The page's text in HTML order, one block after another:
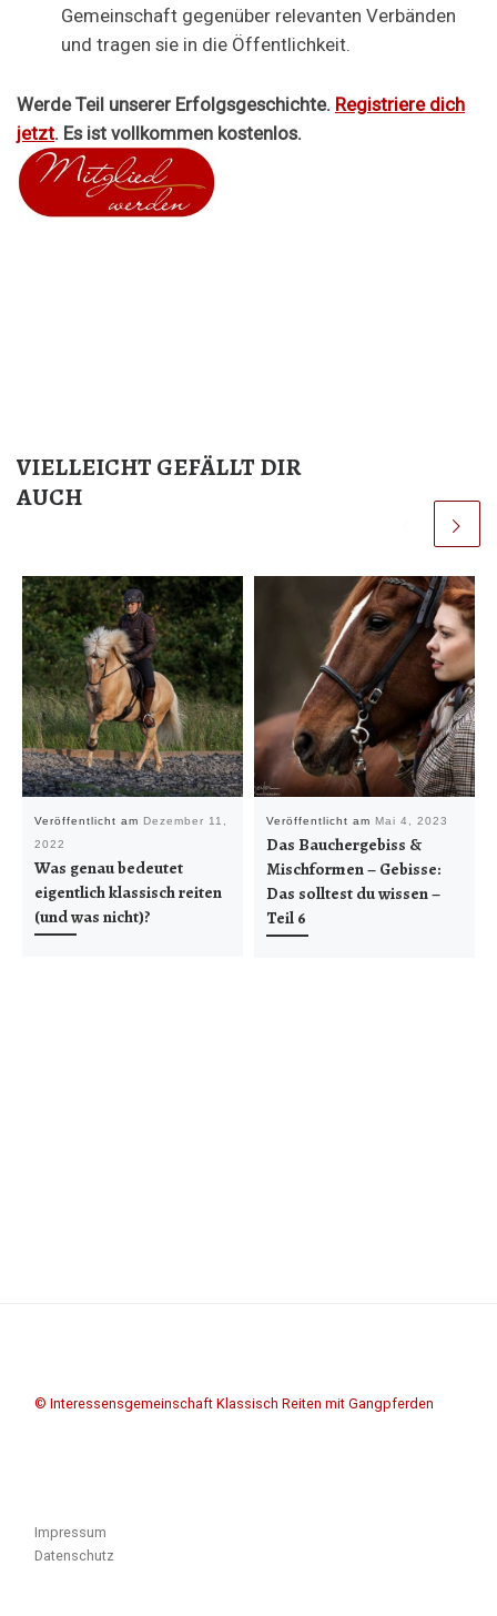
Gemeinschaft gegenüber relevanten Verbänden
und tragen sie in die Öffentlichkeit.
Werde Teil unserer Erfolgsgeschichte. Registriere dich
jetzt. Es ist vollkommen kostenlos.
VIELLEICHT GEFÄLLT DIR
AUCH
Veröffentlicht am Dezember 11,
2022
Was genau bedeutet
eigentlich klassisch reiten
(und was nicht)?
Veröffentlicht am Mai 4, 2023
Das Bauchergebiss &
Mischformen – Gebisse:
Das solltest du wissen –
Teil 6
© Interessensgemeinschaft Klassisch Reiten mit Gangpferden
Impressum
Datenschutz